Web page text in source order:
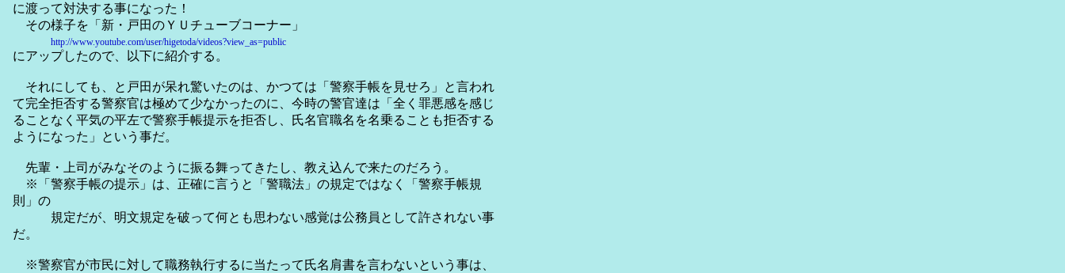
に渡って対決する事になった！
その様子を「新・戸田のＹＵチューブコーナー」
http://www.youtube.com/user/higetoda/videos?view_as=public
にアップしたので、以下に紹介する。
それにしても、と戸田が呆れ驚いたのは、かつては「警察手帳を見せろ」と言われ
て完全拒否する警察官は極めて少なかったのに、今時の警官達は「全く罪悪感を感じ
ることなく平気の平左で警察手帳提示を拒否し、氏名官職名を名乗ることも拒否する
ようになった」という事だ。
先輩・上司がみなそのように振る舞ってきたし、教え込んで来たのだろう。
※「警察手帳の提示」は、正確に言うと「警職法」の規定ではなく「警察手帳規
則」の
規定だが、明文規定を破って何とも思わない感覚は公務員として許されない事
だ。
※警察官が市民に対して職務執行するに当たって氏名肩書を言わないという事は、